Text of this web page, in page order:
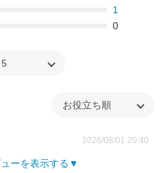
1
0
2026/08/01 20:40
ーを表示する